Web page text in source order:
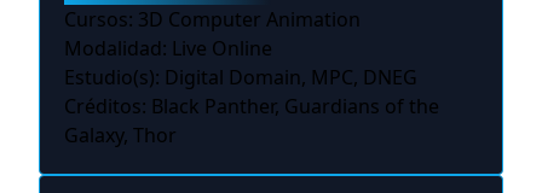
Cursos: 3D Computer Animation
Modalidad: Live Online
Estudio(s): Digital Domain, MPC, DNEG
Créditos: Black Panther, Guardians of the
Galaxy, Thor